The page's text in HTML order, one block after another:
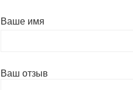
Ваше имя
Ваш отзыв